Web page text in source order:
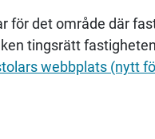
för det område där
tingsrätt
webbplats (nytt